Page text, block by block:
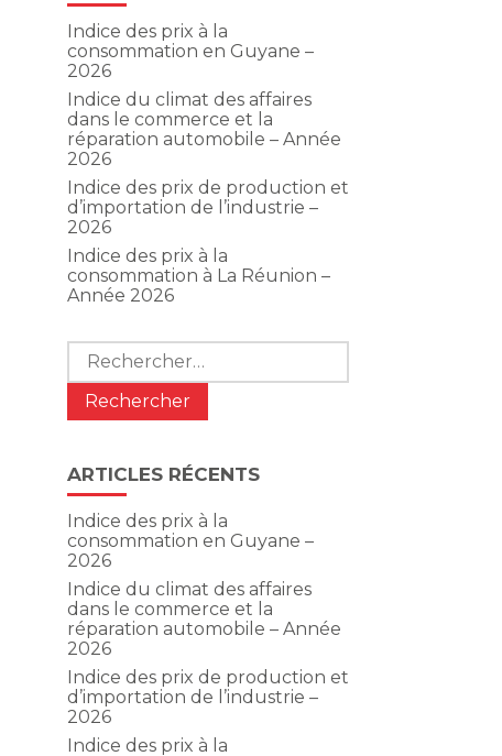
Indice des prix à la
consommation en Guyane –
2026
Indice du climat des affaires
dans le commerce et la
réparation automobile – Année
2026
Indice des prix de production et
d’importation de l’industrie –
2026
Indice des prix à la
consommation à La Réunion –
Année 2026
Rechercher :
ARTICLES RÉCENTS
Indice des prix à la
consommation en Guyane –
2026
Indice du climat des affaires
dans le commerce et la
réparation automobile – Année
2026
Indice des prix de production et
d’importation de l’industrie –
2026
Indice des prix à la